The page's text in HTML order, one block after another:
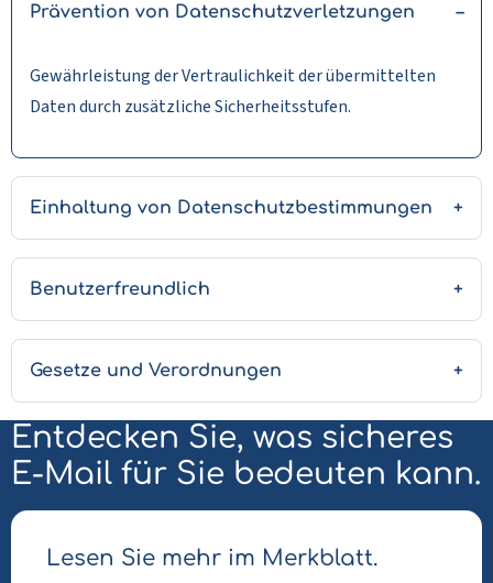
Prävention von Datenschutzverletzungen
Gewährleistung der Vertraulichkeit der übermittelten
Daten durch zusätzliche Sicherheitsstufen.
Einhaltung von Datenschutzbestimmungen
Benutzerfreundlich
Gesetze und Verordnungen
Entdecken Sie, was sicheres
E-Mail für Sie bedeuten kann.
Lesen Sie mehr im Merkblatt.